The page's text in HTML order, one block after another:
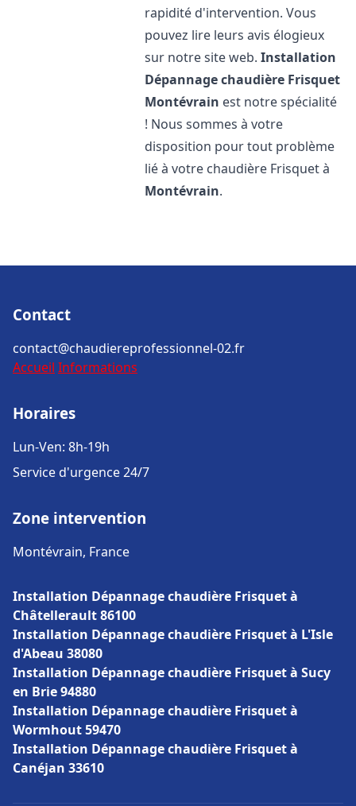
rapidité d'intervention. Vous
pouvez lire leurs avis élogieux
sur notre site web.Installation
Dépannage chaudière Frisquet
Montévrain est notre spécialité
! Nous sommes à votre
disposition pour tout problème
lié à votre chaudière Frisquet à
Montévrain.
Contact
contact@chaudiereprofessionnel-02.fr
Accueil Informations
Horaires
Lun-Ven: 8h-19h
Service d'urgence 24/7
Zone intervention
Montévrain, France
Installation Dépannage chaudière Frisquet à
Châtellerault 86100
Installation Dépannage chaudière Frisquet à L'Isle
d'Abeau 38080
Installation Dépannage chaudière Frisquet à Sucy
en Brie 94880
Installation Dépannage chaudière Frisquet à
Wormhout 59470
Installation Dépannage chaudière Frisquet à
Canéjan 33610